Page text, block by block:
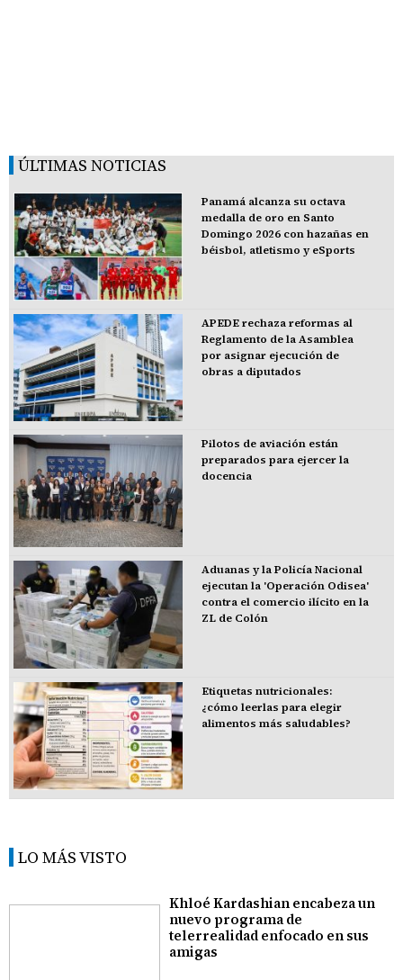
ÚLTIMAS NOTICIAS
Panamá alcanza su octava
medalla de oro en Santo
Domingo 2026 con hazañas en
béisbol, atletismo y eSports
APEDE rechaza reformas al
Reglamento de la Asamblea
por asignar ejecución de
obras a diputados
Pilotos de aviación están
preparados para ejercer la
docencia
Aduanas y la Policía Nacional
ejecutan la 'Operación Odisea'
contra el comercio ilícito en la
ZL de Colón
Etiquetas nutricionales:
¿cómo leerlas para elegir
alimentos más saludables?
LO MÁS VISTO
Khloé Kardashian encabeza un
nuevo programa de
telerrealidad enfocado en sus
amigas